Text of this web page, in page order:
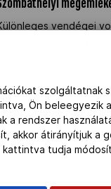
vendégei
látogatott el
szolgáltatnak
Ön beleegyezik
a rendszer
akkor átirányítjuk a
kattintva tudja